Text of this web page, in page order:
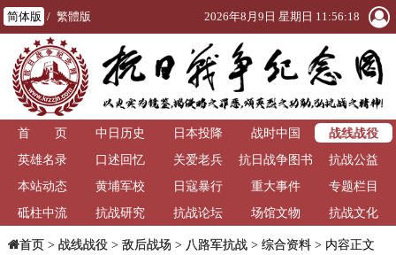
简体版 / 繁體版 2026年8月9日 星期日 11:56:18
首 页 中日历史 日本投降 战时中国
战线战役
英雄名录
口述回忆 关爱老兵
抗日战争图书
馆
抗战公益
本站动态
黄埔军校 日寇暴行 重大事件
专题栏目
砥柱中流
抗战研究 抗战论坛 场馆文物 抗战文化
首页> 战线战役> 敌后战场 > 八路军抗战> 综合资料> 内容正文